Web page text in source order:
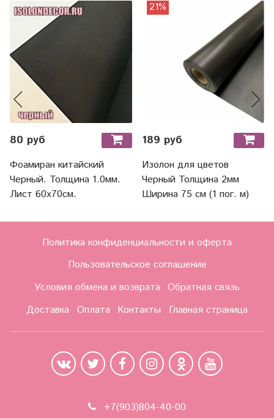
80 руб
Фоамиран китайский
Черный. Толщина 1.0мм.
Лист 60х70см.
21%
189 руб
Изолон для цветов
Черный Толщина 2мм
Ширина 75 см (1 пог. м)
Политика конфиденциальности и оферта
Пользовательское соглашение
Условия обмена и возврата Обратная связь
Доставка
Оплата Контакты Главная страница
+7(903)804-40-00